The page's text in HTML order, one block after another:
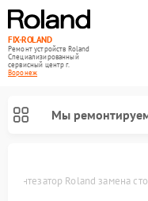
FIX-ROLAND
Ремонт устройств Roland
Специализированный
cервисный центр г.
Воронеж
Мы
Синтезатор Roland замена